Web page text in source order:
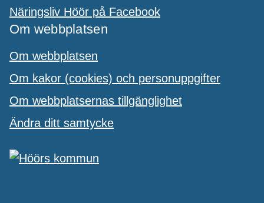
Näringsliv Höör på Facebook
Om webbplatsen
Om webbplatsen
Om kakor (cookies) och personuppgifter
Om webbplatsernas tillgänglighet
Ändra ditt samtycke